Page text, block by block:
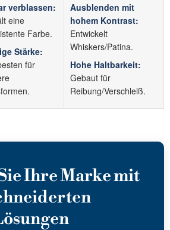
verblassen:
eine
Farbe.
Stärke:
für
Ausblenden mit
hohem Kontrast:
Entwickelt
Whiskers/Patina.
Hohe Haltbarkeit:
Gebaut für
Reibung/Verschleiß.
Ihre Marke mit